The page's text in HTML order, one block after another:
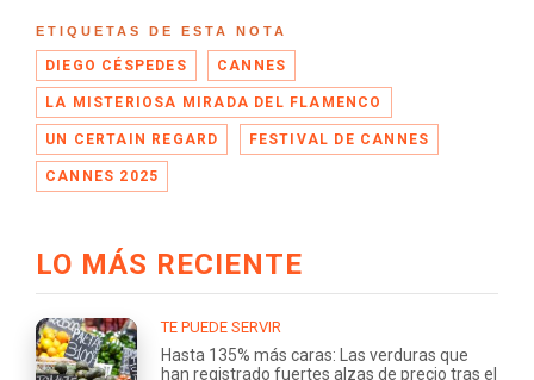
ETIQUETAS DE ESTA NOTA
DIEGO CÉSPEDES CANNES
LA MISTERIOSA MIRADA DEL FLAMENCO
UN CERTAIN REGARD FESTIVAL DE CANNES
CANNES 2025
LO MÁS RECIENTE
TE PUEDE SERVIR
Hasta 135% más caras: Las verduras que
han registrado fuertes alzas de precio tras el